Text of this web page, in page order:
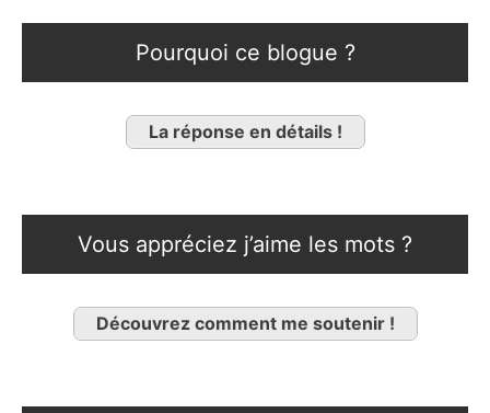
Pourquoi ce blogue ?
La réponse en détails !
Vous appréciez j’aime les mots ?
Découvrez comment me soutenir !